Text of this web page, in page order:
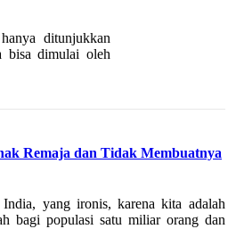
ditunjukkan
bisa dimulai oleh
Remaja dan Tidak Membuatnya
yang ironis, karena kita adalah
bagi populasi satu miliar orang dan